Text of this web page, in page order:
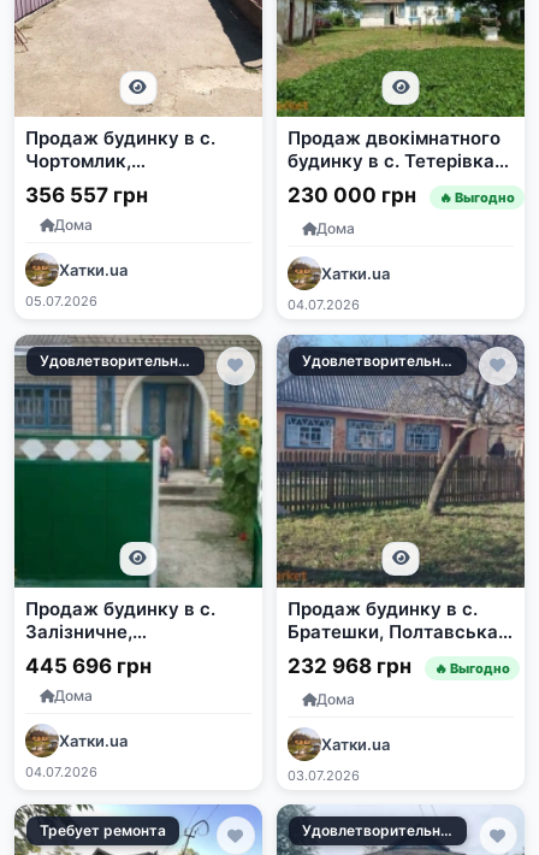
Продаж будинку в с.
Чортомлик,
Дніпропетровська обл.
356 557 грн
Дома
Хатки.ua
05.07.2026
Продаж двокімнатного
будинку в с. Тетерівка,
Жашківський район
230 000 грн 🔥 Выгодно
Дома
Хатки.ua
04.07.2026
Удовлетворительное
Продаж будинку в с.
Залізничне,
Кіровоградська
область
445 696 грн
Дома
Хатки.ua
04.07.2026
Удовлетворительное
Продаж будинку в с.
Братешки, Полтавська
область
232 968 грн 🔥 Выгодно
Дома
Хатки.ua
03.07.2026
Требует ремонта Удовлетворительное